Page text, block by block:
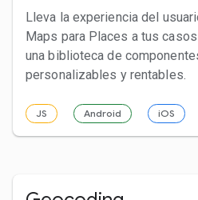
Lleva la experiencia del
Maps para Places a tus
una biblioteca de
personalizables y rentables.
JS Android iOS